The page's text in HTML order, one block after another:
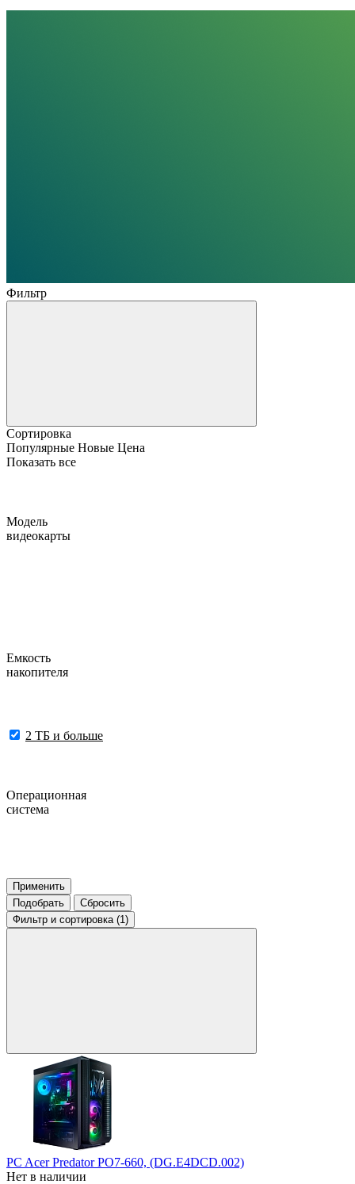
Фильтр
Сортировка
Популярные Новые Цена
Показать все
Модель
видеокарты
Емкость
накопителя
2 ТБ и больше
Операционная
система
Применить
Подобрать
Сбросить
Фильтр и сортировка (1)
PC Acer Predator PO7-660, (DG.E4DCD.002)
Нет в наличии